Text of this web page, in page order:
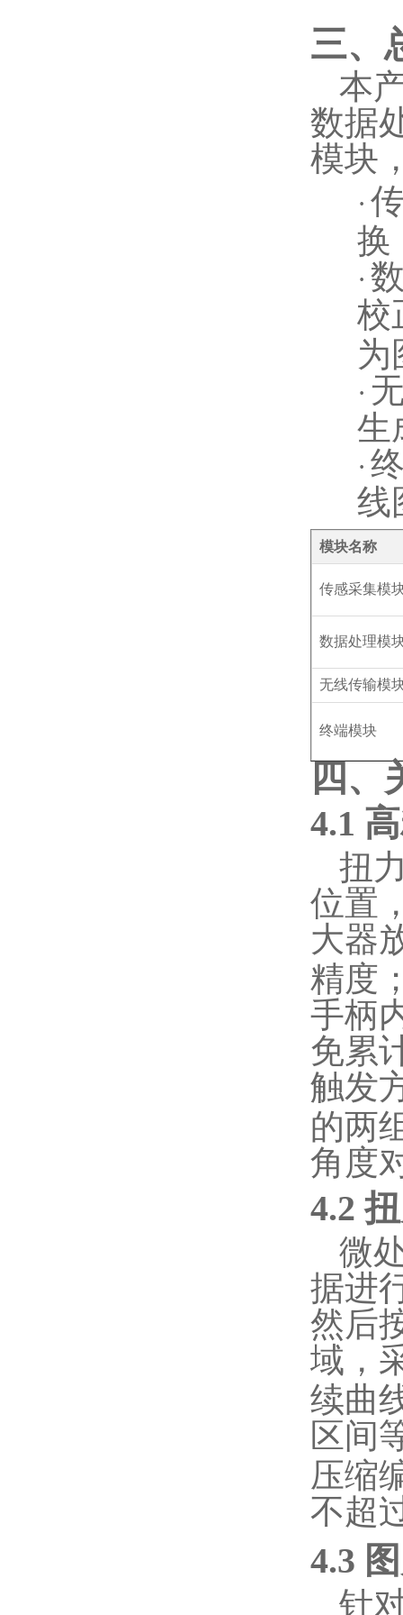
三、
本
数据
模块
·
换
·
校
为
·
生
·
线
模块名称
传感采集模
数据处理模
无线传输模
终端模块
四、
4.1
扭
位置
大器
精度
手柄
免累
触发
的两
角度
4.2
微
据进
然后
域，
续曲
区间
压缩
不超
4.3
针